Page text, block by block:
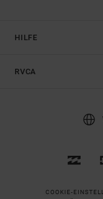
HILFE
RVCA
COOKIE-